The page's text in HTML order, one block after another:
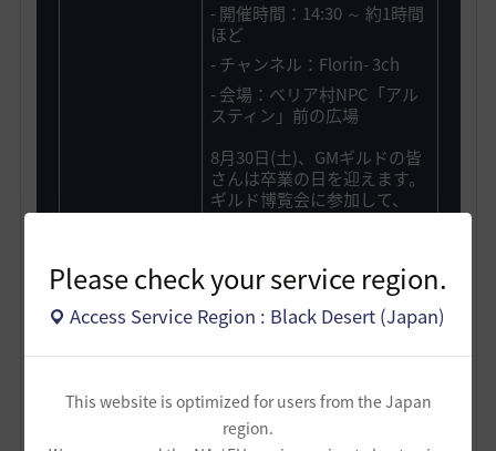
Please check your service region.
Access Service Region : Black Desert (Japan)
This website is optimized for users from the Japan
region.
- 開催時間：14:30 ～ 約1時間
ほど
- チャンネル：Florin- 3ch
- 会場：べリア村NPC「アル
スティン」前の広場
8月30日(土)、GMギルドの皆
さんは卒業の日を迎えます。
ギルド博覧会に参加して、
GMギルドの卒業後に所属す
う！会場で素敵なギルドとの
出会いがあることを祈ってい
ます✨️
GMギルド活動最終日！素
敵な思い出で彩りましょ